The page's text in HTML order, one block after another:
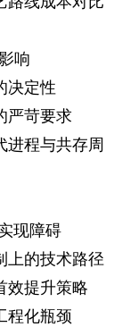
响
决定性
严苛要求
进程与共存周
现障碍
上的技术路径
效提升策略
程化瓶颈